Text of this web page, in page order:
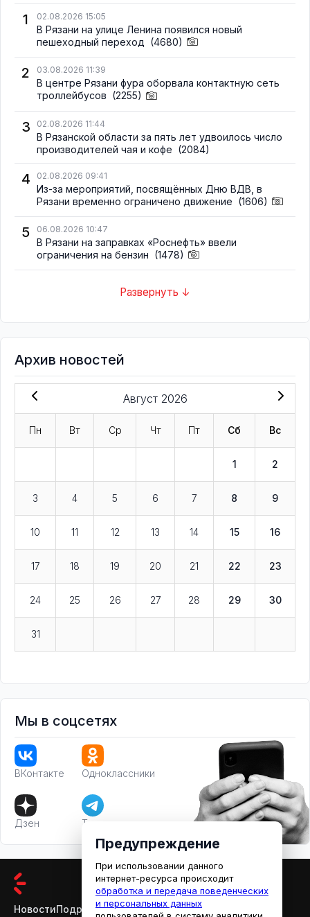
1
02.08.2026 15:05
В Рязани на улице Ленина появился новый
пешеходный переход (4680)
2 03.08.2026 11:39
В центре Рязани фура оборвала контактную сеть
троллейбусов (2255)
3 02.08.2026 11:44
В Рязанской области за пять лет удвоилось число
производителей чая и кофе (2084)
4 02.08.2026 09:41
Из-за мероприятий, посвящённых Дню ВДВ, в
Рязани временно ограничено движение (1606)
5 06.08.2026 10:47
В Рязани на заправках «Роснефть» ввели
ограничения на бензин (1478)
Развернуть ↓
Архив новостей
Август 2026
Пн Вт Ср Чт Пт Сб Вс
1 2
3 4 5 6 7 8 9
10 11 12 13 14 15 16
17 18 19 20 21 22 23
24 25 26 27 28 29 30
31
Мы в соцсетях
ВКонтакте Одноклассники
Дзен Телеграм
НовостиПодробностиАфишаКино
Предупреждение
При использовании данного
интернет-ресурса происходит
обработка и передача поведенческих
и персональных данных